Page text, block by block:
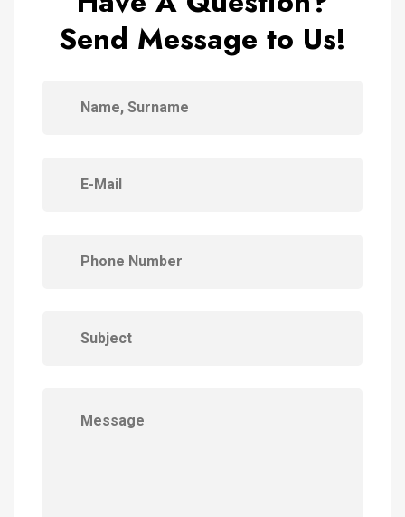
Send Message to Us!